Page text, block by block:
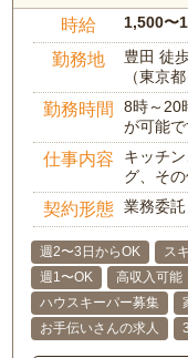
時給 1,500〜
勤務地
豊田 徒
（東京
勤務時間
8時～20
が可能
仕事内容
キッチ
グ、そ
契約形態 業務委託
週2〜3日からOK ス
週1〜OK
高収入可能
ハウスキーパー募集
お手伝いさんの求人